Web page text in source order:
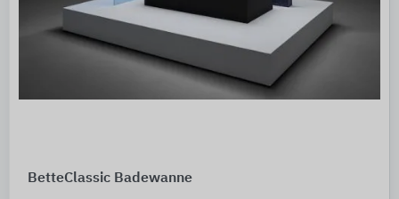
BetteClassic Badewanne